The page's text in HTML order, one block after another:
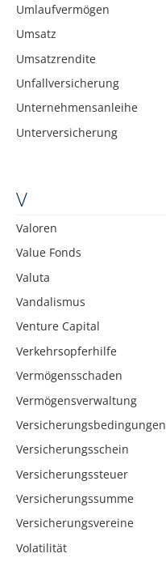
Umlaufvermögen
Umsatz
Umsatzrendite
Unfallversicherung
Unternehmensanleihe
Unterversicherung
V
Valoren
Value Fonds
Valuta
Vandalismus
Venture Capital
Verkehrsopferhilfe
Vermögensschaden
Vermögensverwaltung
Versicherungsbedingungen
Versicherungsschein
Versicherungssteuer
Versicherungssumme
Versicherungsvereine
Volatilität